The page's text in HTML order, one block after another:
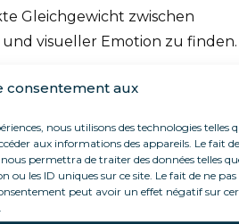
consentement aux
nous utilisons des technologies telles
aux informations des appareils. Le fait de
permettra de traiter des données telles
les ID uniques sur ce site. Le fait de ne pas
peut avoir un effet négatif sur
Gleichgewicht zwischen
visueller Emotion zu finden.
und sanfte Farben bieten
Überladung.
bringt ein Stück
Kommunikation zurück.
und erinnert an die